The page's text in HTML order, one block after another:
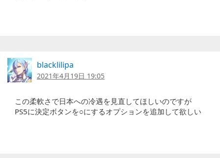
blacklilipa
2021年4月19日 19:05
この柔軟さで日本への冷遇を見直してほしいのですが
PS5に決定ボタンを○にするオプションを追加して欲しい